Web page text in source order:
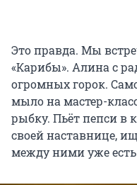
Это правда. Мы
«Карибы». Алина с
огромных горок.
мыло на мастер-
рыбку. Пьёт пепси в
своей наставнице,
между ними уже есть